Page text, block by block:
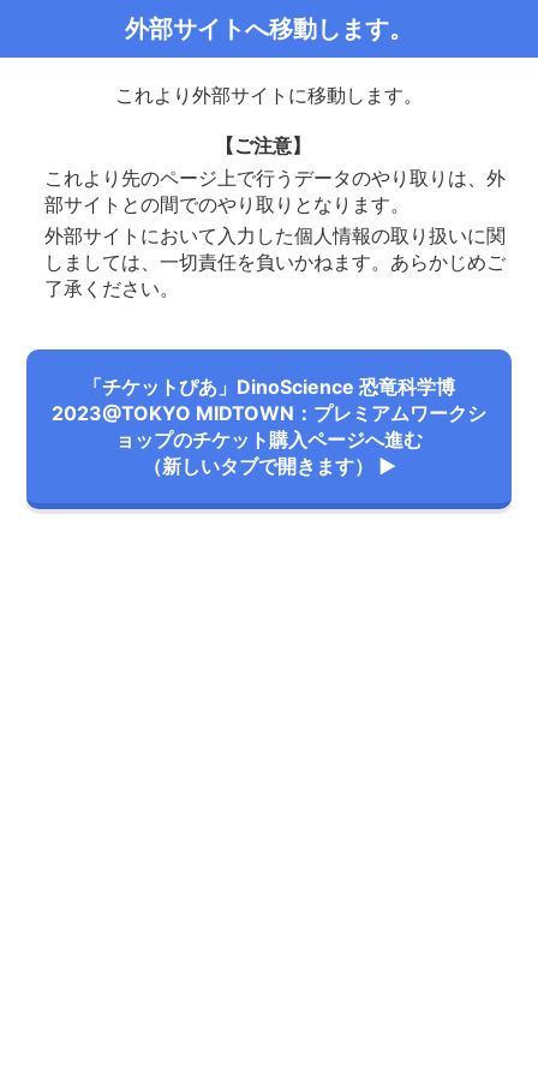
外部サイトへ移動します。
これより外部サイトに移動します。
【ご注意】
これより先のページ上で行うデータのやり取りは、外
部サイトとの間でのやり取りとなります。
外部サイトにおいて入力した個人情報の取り扱いに関
しましては、一切責任を負いかねます。あらかじめご
了承ください。
「チケットぴあ」DinoScience 恐竜科学博
2023@TOKYO MIDTOWN：プレミアムワークシ
ョップのチケット購入ページへ進む
（新しいタブで開きます） ▶